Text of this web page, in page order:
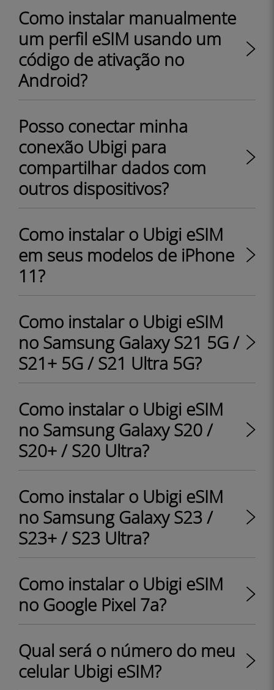
Como instalar manualmente
um perfil eSIM usando um
código de ativação no
Android?
Posso conectar minha
conexão Ubigi para
compartilhar dados com
outros dispositivos?
Como instalar o Ubigi eSIM
em seus modelos de iPhone
11?
Como instalar o Ubigi eSIM
no Samsung Galaxy S21 5G /
S21+ 5G / S21 Ultra 5G?
Como instalar o Ubigi eSIM
no Samsung Galaxy S20 /
S20+ / S20 Ultra?
Como instalar o Ubigi eSIM
no Samsung Galaxy S23 /
S23+ / S23 Ultra?
Como instalar o Ubigi eSIM
no Google Pixel 7a?
Qual será o número do meu
celular Ubigi eSIM?